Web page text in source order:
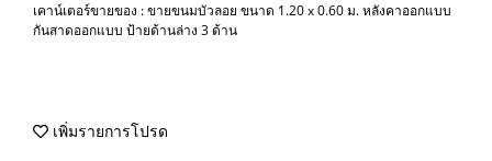
เคาน์เตอร์ขายของ : ขายขนมบัวลอย ขนาด 1.20 x 0.60 ม. หลังคาออกแบบ
กันสาดออกแบบ ป้ายด้านล่าง 3 ด้าน
เพิ่มรายการโปรด